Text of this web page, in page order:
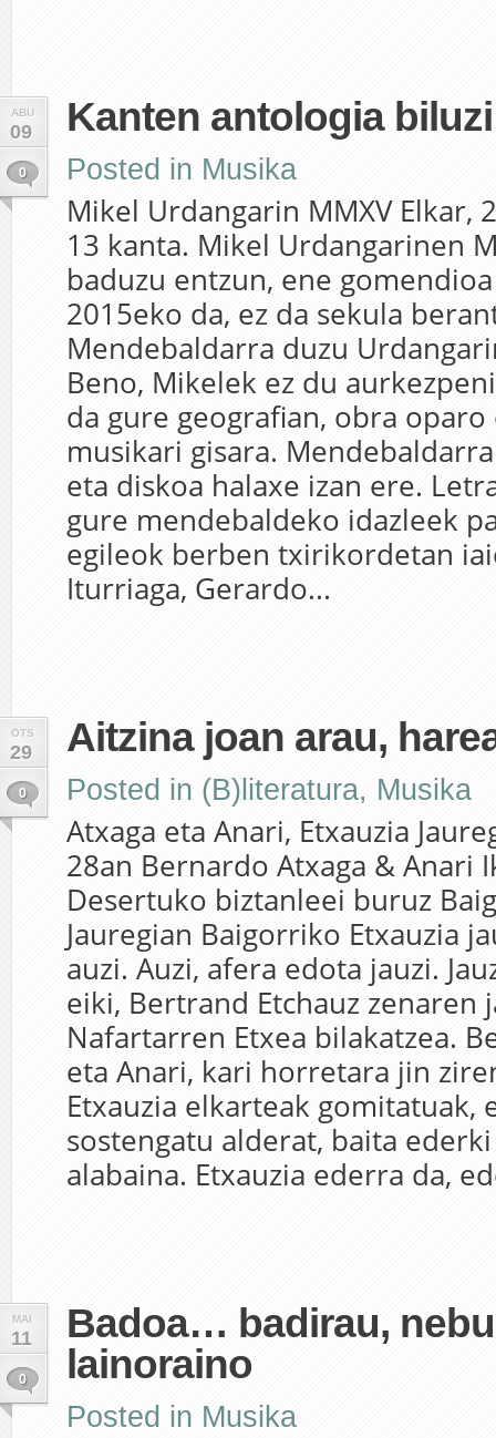
ABU
09
0
Kanten antologia
Posted in Musika
Mikel Urdangarin MMXV Elkar,
13 kanta. Mikel Urdangarinen
baduzu entzun, ene
2015eko da, ez da sekula
Mendebaldarra duzu
Beno, Mikelek ez du
da gure geografian, obra oparo
musikari gisara.
eta diskoa halaxe izan ere.
gure mendebaldeko idazleek
egileok berben txirikordetan
Iturriaga, Gerardo...
OTS
29
0
Aitzina joan arau,
Posted in (B)literatura, Musika
Atxaga eta Anari, Etxauzia
28an Bernardo Atxaga & Anari
Desertuko biztanleei buruz
Jauregian Baigorriko Etxauzia
auzi. Auzi, afera edota jauzi.
eiki, Bertrand Etchauz zenaren
Nafartarren Etxea bilakatzea.
eta Anari, kari horretara jin
Etxauzia elkarteak gomitatuak,
sostengatu alderat, baita
alabaina. Etxauzia ederra da,
MAI
11
0
Badoa… badirau,
lainoraino
Posted in Musika